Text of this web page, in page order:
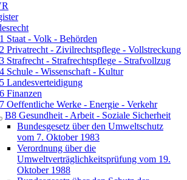
Staat - Volk - Behörden
Privatrecht - Zivilrechtspflege - Vollstreckung
Strafrecht - Strafrechtspflege - Strafvollzug
Schule - Wissenschaft - Kultur
Landesverteidigung
Finanzen
Oeffentliche Werke - Energie - Verkehr
B8 Gesundheit - Arbeit - Soziale Sicherheit
Bundesgesetz über den Umweltschutz
vom 7. Oktober 1983
Verordnung über die
Umweltverträglichkeitsprüfung vom 19.
Oktober 1988